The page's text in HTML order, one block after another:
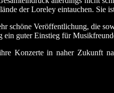
der Loreley eintauchen. Sie
schöne Veröffentlichung, die
ein guter Einstieg für
Konzerte in naher Zukunft